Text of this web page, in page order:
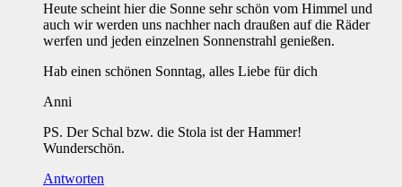
Heute scheint hier die Sonne sehr schön vom Himmel und
auch wir werden uns nachher nach draußen auf die Räder
werfen und jeden einzelnen Sonnenstrahl genießen.
Hab einen schönen Sonntag, alles Liebe für dich
Anni
PS. Der Schal bzw. die Stola ist der Hammer!
Wunderschön.
Antworten